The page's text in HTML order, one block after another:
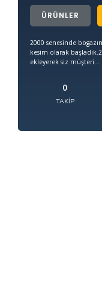
ÜRÜNLER
2000 senesinde
kesim olarak
ekleyerek siz müşteri...
0
TAKIP